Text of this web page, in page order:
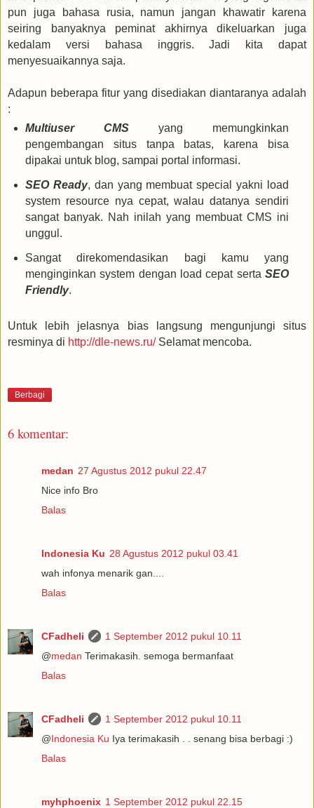
pun juga bahasa rusia, namun jangan khawatir karena
seiring banyaknya peminat akhirnya dikeluarkan juga
kedalam versi bahasa inggris. Jadi kita dapat
menyesuaikannya saja.
Adapun beberapa fitur yang disediakan diantaranya adalah
:
Multiuser CMSyang memungkinkan
pengembangan situs tanpa batas, karena bisa
dipakai untuk blog, sampai portal informasi.
SEO Ready, dan yang membuat special yakni load
system resource nya cepat, walau datanya sendiri
sangat banyak. Nah inilah yang membuat CMS ini
unggul.
Sangat direkomendasikan bagi kamu yang
menginginkan system dengan load cepat sertaSEO
Friendly.
Untuk lebih jelasnya bias langsung mengunjungi situs
resminya di http://dle-news.ru/ Selamat mencoba.
Berbagi
6 komentar:
medan 27 Agustus 2012 pukul 22.47
Nice info Bro
Balas
Indonesia Ku 28 Agustus 2012 pukul 03.41
wah infonya menarik gan....
Balas
CFadheli
1 September 2012 pukul 10.11
@medan Terimakasih. semoga bermanfaat
Balas
CFadheli
1 September 2012 pukul 10.11
@Indonesia Ku Iya terimakasih . . senang bisa berbagi :)
Balas
myhphoenix 1 September 2012 pukul 22.15